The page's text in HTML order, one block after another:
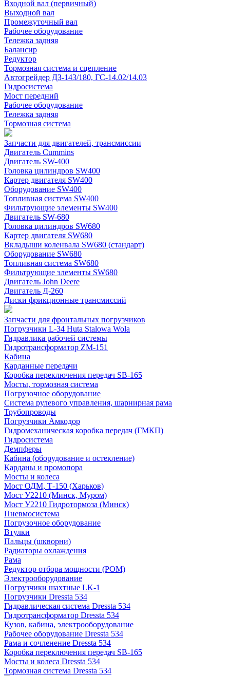
Входной вал (первичный)
Выходной вал
Промежуточный вал
Рабочее оборудование
Тележка задняя
Балансир
Редуктор
Тормозная система и сцепление
Автогрейдер ДЗ-143/180, ГС-14.02/14.03
Гидросистема
Мост передний
Рабочее оборудование
Тележка задняя
Тормозная система
Запчасти для двигателей, трансмиссии
Двигатель Cummins
Двигатель SW-400
Головка цилиндров SW400
Картер двигателя SW400
Оборудование SW400
Топливная система SW400
Фильтрующие элементы SW400
Двигатель SW-680
Головка цилиндров SW680
Картер двигателя SW680
Вкладыши коленвала SW680 (стандарт)
Оборудование SW680
Топливная система SW680
Фильтрующие элементы SW680
Двигатель John Deere
Двигатель Д-260
Диски фрикционные трансмиссий
Запчасти для фронтальных погрузчиков
Погрузчики L-34 Huta Stalowa Wola
Гидравлика рабочей системы
Гидротрансформатор ZM-151
Кабина
Карданные передачи
Коробка переключения передач SB-165
Мосты, тормозная система
Погрузочное оборудование
Система рулевого управления, шарнирная рама
Трубопроводы
Погрузчики Амкодор
Гидромеханическая коробка передач (ГМКП)
Гидросистема
Демпферы
Кабина (оборудование и остекление)
Карданы и промопора
Мосты и колеса
Мост ОДМ, Т-150 (Харьков)
Мост У2210 (Минск, Муром)
Мост У2210 Гидротормоза (Минск)
Пневмосистема
Погрузочное оборудование
Втулки
Пальцы (шкворни)
Радиаторы охлаждения
Рама
Редуктор отбора мощности (РОМ)
Электрооборудование
Погрузчики шахтные LK-1
Погрузчики Dressta 534
Гидравлическая система Dressta 534
Гидротрансформатор Dressta 534
Кузов, кабина, электрооборудование
Рабочее оборудование Dressta 534
Рама и сочленение Dressta 534
Коробка переключения передач SB-165
Мосты и колеса Dressta 534
Тормозная система Dressta 534